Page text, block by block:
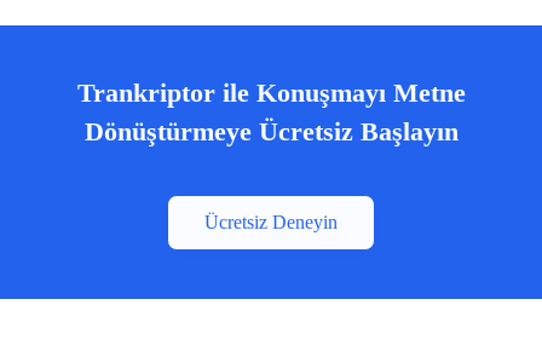
Trankriptor ile Konuşmayı Metne
Dönüştürmeye Ücretsiz Başlayın
Ücretsiz Deneyin